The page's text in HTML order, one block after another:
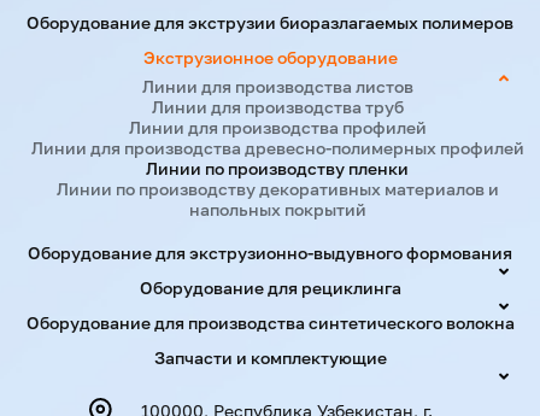
Оборудование для экструзии биоразлагаемых полимеров
Экструзионное оборудование
Линии для производства листов
Линии для производства труб
Линии для производства профилей
Линии для производства древесно-полимерных профилей
Линии по производству пленки
Линии по производству декоративных материалов и
напольных покрытий
Оборудование для экструзионно-выдувного формования
Оборудование для рециклинга
Оборудование для производства синтетического волокна
Запчасти и комплектующие
100000, Республика Узбекистан, г.